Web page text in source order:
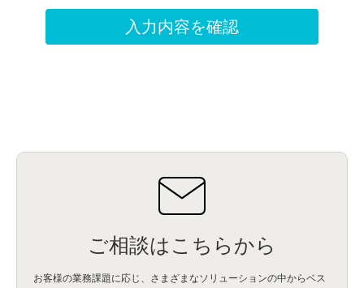
ご相談はこちらから
お客様の業務課題に応じ、さまざまなソリューションの中からベス